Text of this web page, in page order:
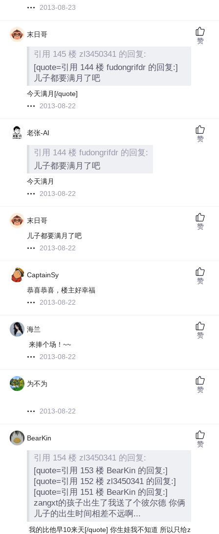
2013-08-23
末日哥
引用 145 楼 zl3450341 的回复:
[quote=引用 144 楼 fudongrifdr 的回复:]
儿子都要满月了吧
今天满月[/quote]
2013-08-22
赞
老张-AI
引用 144 楼 fudongrifdr 的回复:
儿子都要满月了吧
今天满月
2013-08-22
赞
末日哥
儿子都要满月了吧
2013-08-22
赞
CaptainSy
恭喜恭喜，楼主好幸福
2013-08-22
赞
海兰
来捧个场！~~
2013-08-22
赞
为不为
2013-08-22
赞
BearKin
引用 154 楼 zl3450341 的回复:
[quote=引用 153 楼 BearKin 的回复:]
[quote=引用 152 楼 zl3450341 的回复:]
[quote=引用 151 楼 BearKin 的回复:]
zangxt的孩子出生了我送了个彼尔德 你俩
儿子的出生时间相差不远啊...
我的比他早10来天[/quote] 你生娃我不知道 所以只给z
赞